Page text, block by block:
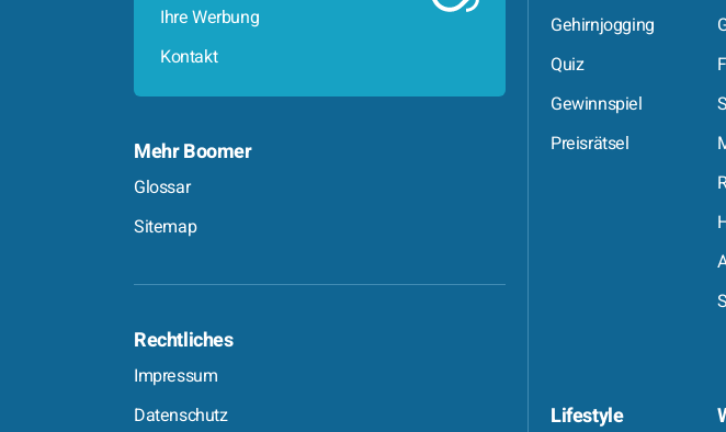
Ihre Werbung
Kontakt
Mehr Boomer
Glossar
Sitemap
Rechtliches
Impressum
Datenschutz
Gehirnjogging
Quiz
Gewinnspiel
Preisrätsel
Lifestyle